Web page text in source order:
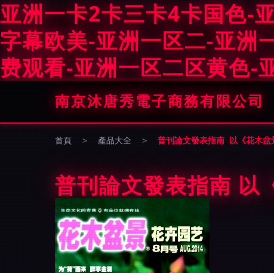
亚洲一卡2卡三卡4卡国色-
字幕欧美-亚洲一区二-亚洲
费观看-亚洲一区二区黄色-
南京沐唐秀電子商務有限公司
首頁 > 產品大全 > 普刊論文發表指南 以《花木盆
普刊論文發表指南 以